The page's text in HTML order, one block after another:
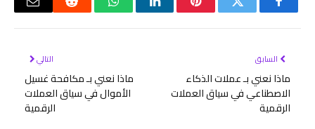
فيسبوكتويتر بينتيريستلينكدإن واتسابرديت
البريد
السابق
ماذا نعني بـ عملات الذكاء
الاصطناعي في سياق العملات
الرقمية
التالي
ماذا نعني بـ مكافحة غسيل
الأموال في سياق العملات
الرقمية